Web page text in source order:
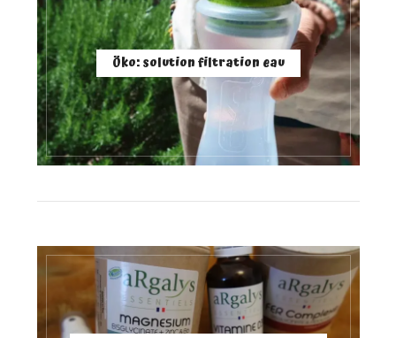
Öko: solution filtration eau